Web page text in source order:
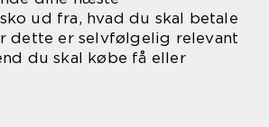
ud fra, hvad du skal betale
dette er selvfølgelig relevant
du skal købe få eller